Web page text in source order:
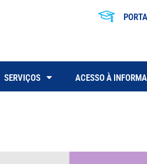
SERVIÇOS ACESSO À